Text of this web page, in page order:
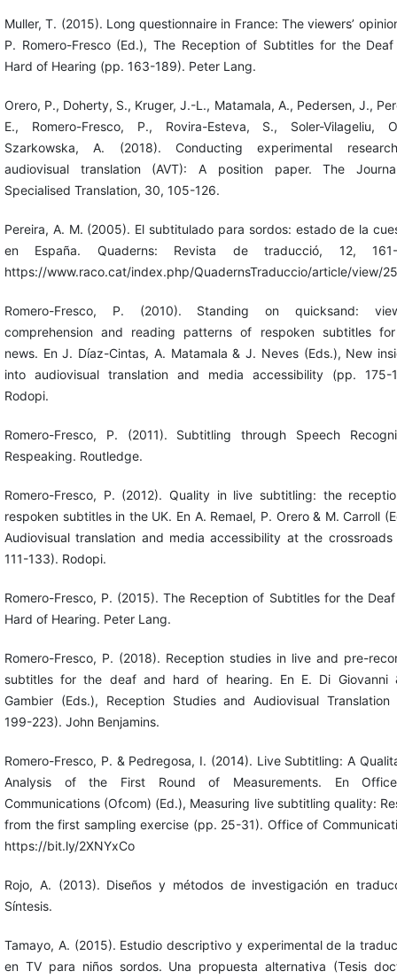
Muller, T. (2015). Long questionnaire in France: The viewers’
P. Romero-Fresco (Ed.), The Reception of Subtitles for the
Hard of Hearing (pp. 163-189). Peter Lang.
Orero, P., Doherty, S., Kruger, J.-L., Matamala, A., Pedersen, J.,
E., Romero-Fresco, P., Rovira-Esteva, S., Soler-Vilageliu,
Szarkowska, A. (2018). Conducting experimental
audiovisual translation (AVT): A position paper. The
Specialised Translation, 30, 105-126.
Pereira, A. M. (2005). El subtitulado para sordos: estado de la
en España. Quaderns: Revista de traducció, 12, 161-
https://www.raco.cat/index.php/QuadernsTraduccio/article/view/
Romero-Fresco, P. (2010). Standing on quicksand:
comprehension and reading patterns of respoken subtitles
news. En J. Díaz-Cintas, A. Matamala & J. Neves (Eds.), New
into audiovisual translation and media accessibility (pp. 175-
Rodopi.
Romero-Fresco, P. (2011). Subtitling through Speech
Respeaking. Routledge.
Romero-Fresco, P. (2012). Quality in live subtitling: the
respoken subtitles in the UK. En A. Remael, P. Orero & M. Carroll
Audiovisual translation and media accessibility at the
111-133). Rodopi.
Romero-Fresco, P. (2015). The Reception of Subtitles for the
Hard of Hearing. Peter Lang.
Romero-Fresco, P. (2018). Reception studies in live and pre-
subtitles for the deaf and hard of hearing. En E. Di Giovanni
Gambier (Eds.), Reception Studies and Audiovisual Translation
199-223). John Benjamins.
Romero-Fresco, P. & Pedregosa, I. (2014). Live Subtitling: A
Analysis of the First Round of Measurements. En
Communications (Ofcom) (Ed.), Measuring live subtitling quality:
from the first sampling exercise (pp. 25-31). Office of
https://bit.ly/2XNYxCo
Rojo, A. (2013). Diseños y métodos de investigación en
Síntesis.
Tamayo, A. (2015). Estudio descriptivo y experimental de la
en TV para niños sordos. Una propuesta alternativa (Tesis